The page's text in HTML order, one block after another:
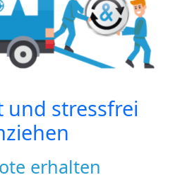
und stressfrei
erhalten